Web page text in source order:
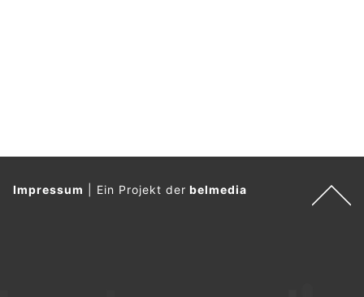
Impressum Ein Projekt derbelmedia